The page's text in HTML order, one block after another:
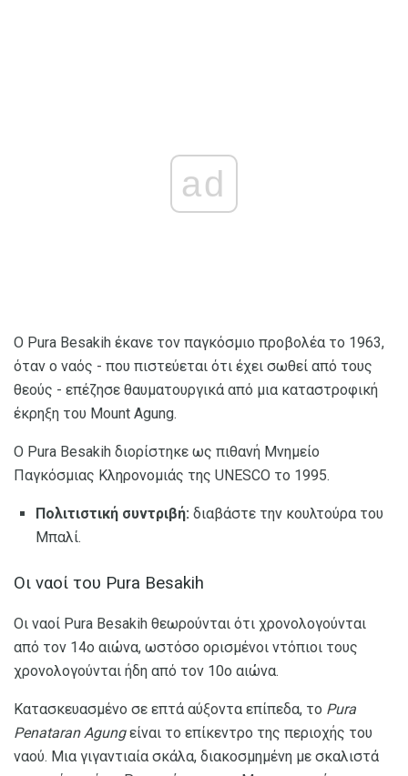
ad
Ο Pura Besakih έκανε τον παγκόσμιο προβολέα το 1963,
όταν ο ναός - που πιστεύεται ότι έχει σωθεί από τους
θεούς - επέζησε θαυματουργικά από μια καταστροφική
έκρηξη του Mount Agung.
Ο Pura Besakih διορίστηκε ως πιθανή Μνημείο
Παγκόσμιας Κληρονομιάς της UNESCO το 1995.
Πολιτιστική συντριβή: διαβάστε την κουλτούρα του
Μπαλί.
Οι ναοί του Pura Besakih
Οι ναοί Pura Besakih θεωρούνται ότι χρονολογούνται
από τον 14ο αιώνα, ωστόσο ορισμένοι ντόπιοι τους
χρονολογούνται ήδη από τον 10ο αιώνα.
Κατασκευασμένο σε επτά αύξοντα επίπεδα, το Pura
Penataran Agungείναι το επίκεντρο της περιοχής του
ναού. Μια γιγαντιαία σκάλα, διακοσμημένη με σκαλιστά